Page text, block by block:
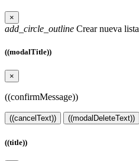
×
add_circle_outline Crear nueva lista
((modalTitle))
×
((confirmMessage))
((cancelText)) ((modalDeleteText))
((title))